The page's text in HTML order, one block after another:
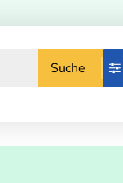
Suche